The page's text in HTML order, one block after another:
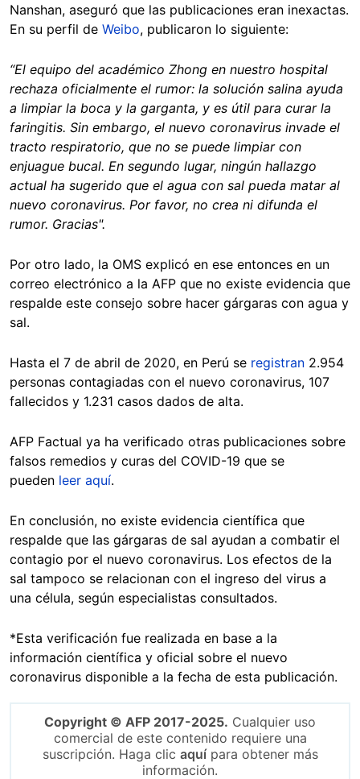
Nanshan, aseguró que las publicaciones eran inexactas.
En su perfil de Weibo, publicaron lo siguiente:
“El equipo del académico Zhong en nuestro hospital
rechaza oficialmente el rumor: la solución salina ayuda
a limpiar la boca y la garganta, y es útil para curar la
faringitis. Sin embargo, el nuevo coronavirus invade el
tracto respiratorio, que no se puede limpiar con
enjuague bucal. En segundo lugar, ningún hallazgo
actual ha sugerido que el agua con sal pueda matar al
nuevo coronavirus. Por favor, no crea ni difunda el
rumor. Gracias".
Por otro lado, la OMS explicó en ese entonces en un
correo electrónico a la AFP que no existe evidencia que
respalde este consejo sobre hacer gárgaras con agua y
sal.
Hasta el 7 de abril de 2020, en Perú se registran 2.954
personas contagiadas con el nuevo coronavirus, 107
fallecidos y 1.231 casos dados de alta.
AFP Factual ya ha verificado otras publicaciones sobre
falsos remedios y curas del COVID-19 que se
pueden leer aquí.
En conclusión, no existe evidencia científica que
respalde que las gárgaras de sal ayudan a combatir el
contagio por el nuevo coronavirus. Los efectos de la
sal tampoco se relacionan con el ingreso del virus a
una célula, según especialistas consultados.
*Esta verificación fue realizada en base a la
información científica y oficial sobre el nuevo
coronavirus disponible a la fecha de esta publicación.
Copyright © AFP 2017-2025. Cualquier uso
comercial de este contenido requiere una
suscripción. Haga clic aquípara obtener más
información.